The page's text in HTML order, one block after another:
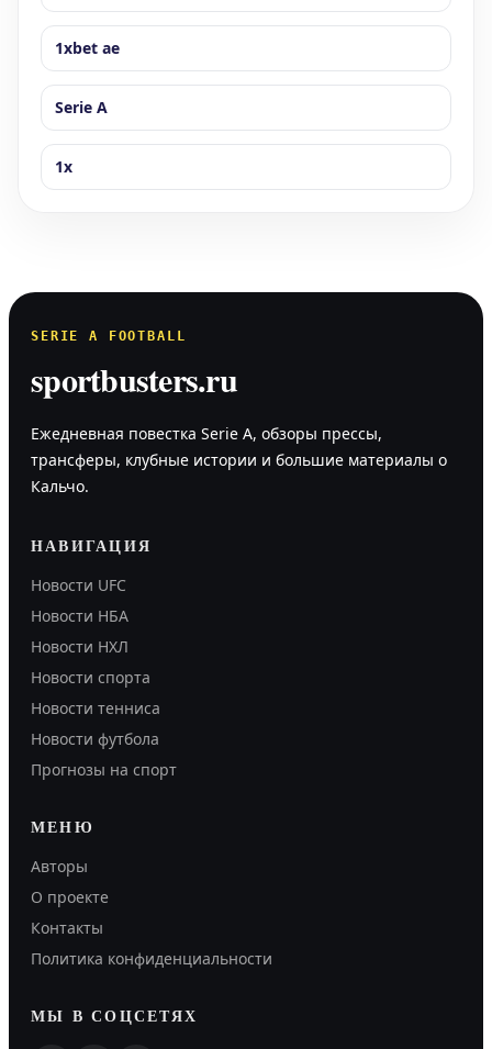
1xbet ae
Serie A
1x
SERIE A FOOTBALL
sportbusters.ru
Ежедневная повестка Serie A, обзоры прессы,
трансферы, клубные истории и большие материалы о
Кальчо.
НАВИГАЦИЯ
Новости UFC
Новости НБА
Новости НХЛ
Новости спорта
Новости тенниса
Новости футбола
Прогнозы на спорт
МЕНЮ
Авторы
О проекте
Контакты
Политика конфиденциальности
МЫ В СОЦСЕТЯХ